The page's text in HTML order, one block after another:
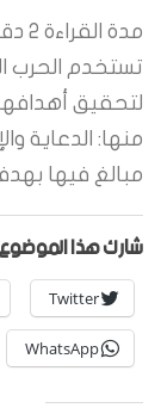
مدة القراءة 2
تستخدم الحرب
لتحقيق
منها: الدعاية
مبالغ فيها
شارك هذا
Twitter
WhatsApp